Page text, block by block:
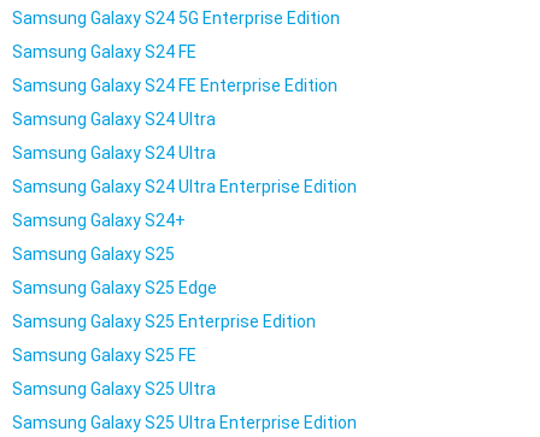
Samsung Galaxy S24 5G Enterprise Edition
Samsung Galaxy S24 FE
Samsung Galaxy S24 FE Enterprise Edition
Samsung Galaxy S24 Ultra
Samsung Galaxy S24 Ultra
Samsung Galaxy S24 Ultra Enterprise Edition
Samsung Galaxy S24+
Samsung Galaxy S25
Samsung Galaxy S25 Edge
Samsung Galaxy S25 Enterprise Edition
Samsung Galaxy S25 FE
Samsung Galaxy S25 Ultra
Samsung Galaxy S25 Ultra Enterprise Edition